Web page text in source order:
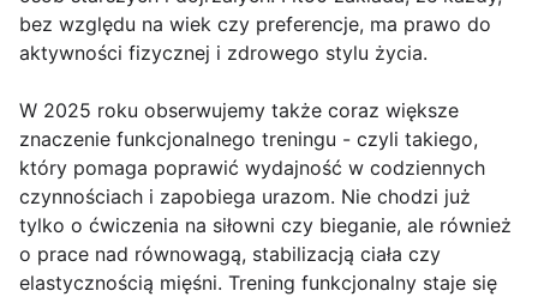
bez względu na wiek czy preferencje, ma prawo do
aktywności fizycznej i zdrowego stylu życia.
W 2025 roku obserwujemy także coraz większe
znaczenie funkcjonalnego treningu - czyli takiego,
który pomaga poprawić wydajność w codziennych
czynnościach i zapobiega urazom. Nie chodzi już
tylko o ćwiczenia na siłowni czy bieganie, ale również
o prace nad równowagą, stabilizacją ciała czy
elastycznością mięśni. Trening funkcjonalny staje się